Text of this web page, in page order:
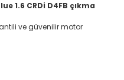
1.6 CRDi D4FB çıkma
ve güvenilir motor